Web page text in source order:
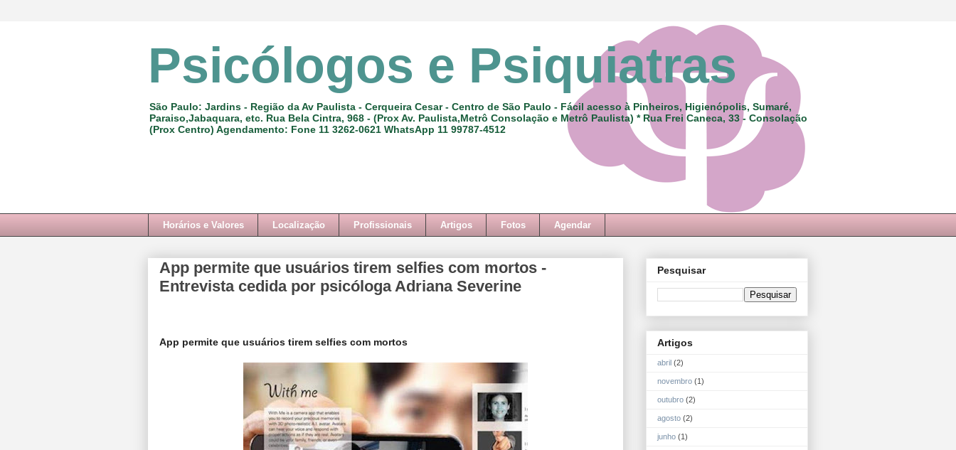
Psicólogos e Psiquiatras
São Paulo: Jardins - Região da Av Paulista - Cerqueira Cesar - Centro de São Paulo - Fácil acesso à Pinheiros, Higienópolis, Sumaré,
Paraiso,Jabaquara, etc. Rua Bela Cintra, 968 - (Prox Av. Paulista,Metrô Consolação e Metrô Paulista) * Rua Frei Caneca, 33 - Consolação
(Prox Centro) Agendamento: Fone 11 3262-0621 WhatsApp 11 99787-4512
Horários e Valores Localização Profissionais Artigos Fotos Agendar
App permite que usuários tirem selfies com mortos -
Entrevista cedida por psicóloga Adriana Severine
App permite que usuários tirem selfies com mortos
Pesquisar
Artigos
abril (2)
novembro (1)
outubro (2)
agosto (2)
junho (1)